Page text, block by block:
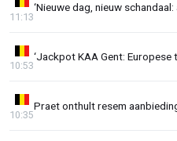
‘Nieuwe dag, nieuw
11:13
‘Jackpot KAA Gent: Europese
10:53
Praet onthult resem
10:35